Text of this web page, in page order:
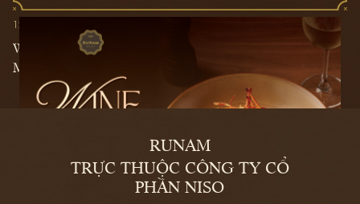
12/12/2024
WINE & DINE - TẶNG 1 LY RƯỢU VANG KHI GỌI
MÓN CHÍNH
RUNAM
TRỰC THUỘC CÔNG TY CỔ
PHẦN NISO